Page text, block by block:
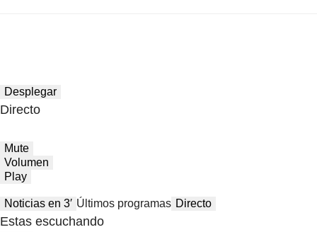
Desplegar
Directo
Mute
Volumen
Play
Noticias en 3′ Últimos programas Directo
Estas escuchando